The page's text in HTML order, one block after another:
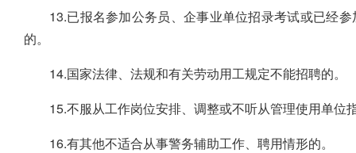
13.已报名参加公务员、企事业单位招录考试或已经
的。
14.国家法律、法规和有关劳动用工规定不能招聘的。
15.不服从工作岗位安排、调整或不听从管理使用单位
16.有其他不适合从事警务辅助工作、聘用情形的。